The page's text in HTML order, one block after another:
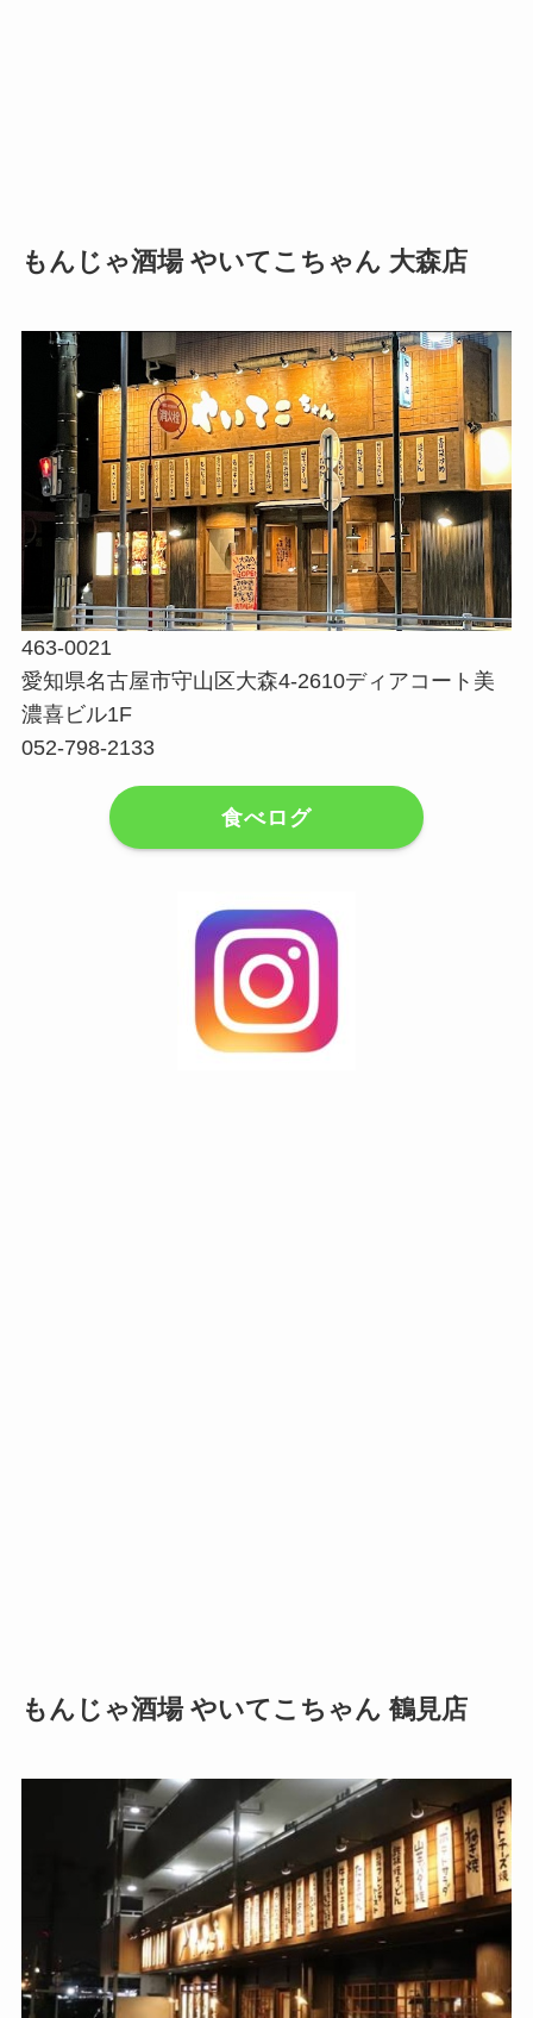
もんじゃ酒場 やいてこちゃん 大森店
463-0021
愛知県名古屋市守山区大森4-2610ディアコート美
濃喜ビル1F
052-798-2133
食べログ
もんじゃ酒場 やいてこちゃん 鶴見店